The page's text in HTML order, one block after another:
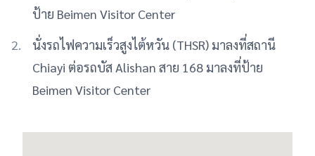
ป้าย Beimen Visitor Center
นั่งรถไฟความเร็วสูงไต้หวัน (THSR) มาลงที่สถานี
Chiayi ต่อรถบัส Alishan สาย 168 มาลงที่ป้าย
Beimen Visitor Center